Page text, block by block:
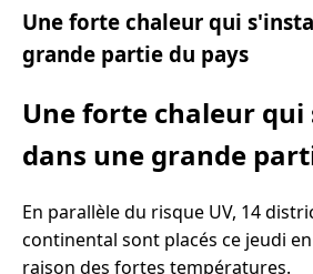
Une forte chaleur qui
grande partie du pays
Une forte chaleur
dans une grande
En parallèle du risque UV, 14
continental sont placés ce jeudi
raison des fortes températures.